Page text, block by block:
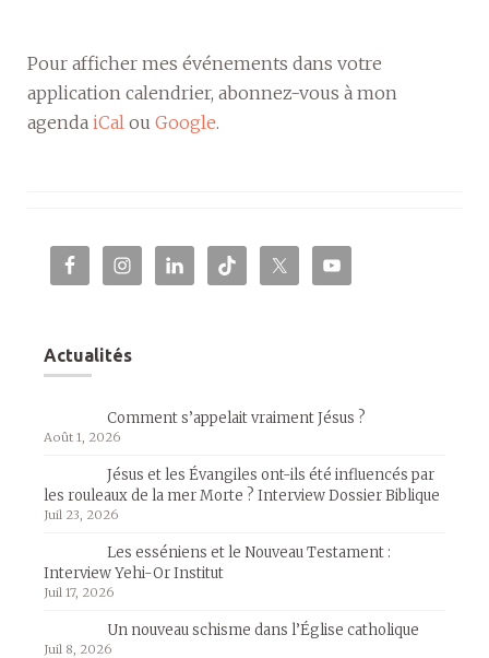
Pour afficher mes événements dans votre
application calendrier, abonnez-vous à mon
agenda iCal ou Google.
Actualités
Comment s’appelait vraiment Jésus ?
Août 1, 2026
Jésus et les Évangiles ont-ils été influencés par
les rouleaux de la mer Morte ? Interview Dossier Biblique
Juil 23, 2026
Les esséniens et le Nouveau Testament :
Interview Yehi-Or Institut
Juil 17, 2026
Un nouveau schisme dans l’Église catholique
Juil 8, 2026